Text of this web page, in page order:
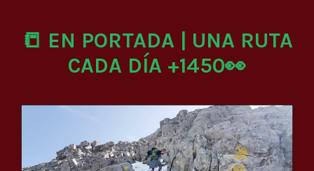
📒 EN PORTADA | UNA RUTA
CADA DÍA +1450👀